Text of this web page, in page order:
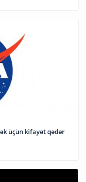
üçün kifayət qədər